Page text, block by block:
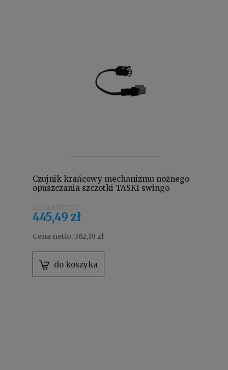
Czujnik krańcowy mechanizmu nożnego
opuszczania szczotki TASKI swingo
445,49 zł
Cena netto: 362,19 zł
do koszyka